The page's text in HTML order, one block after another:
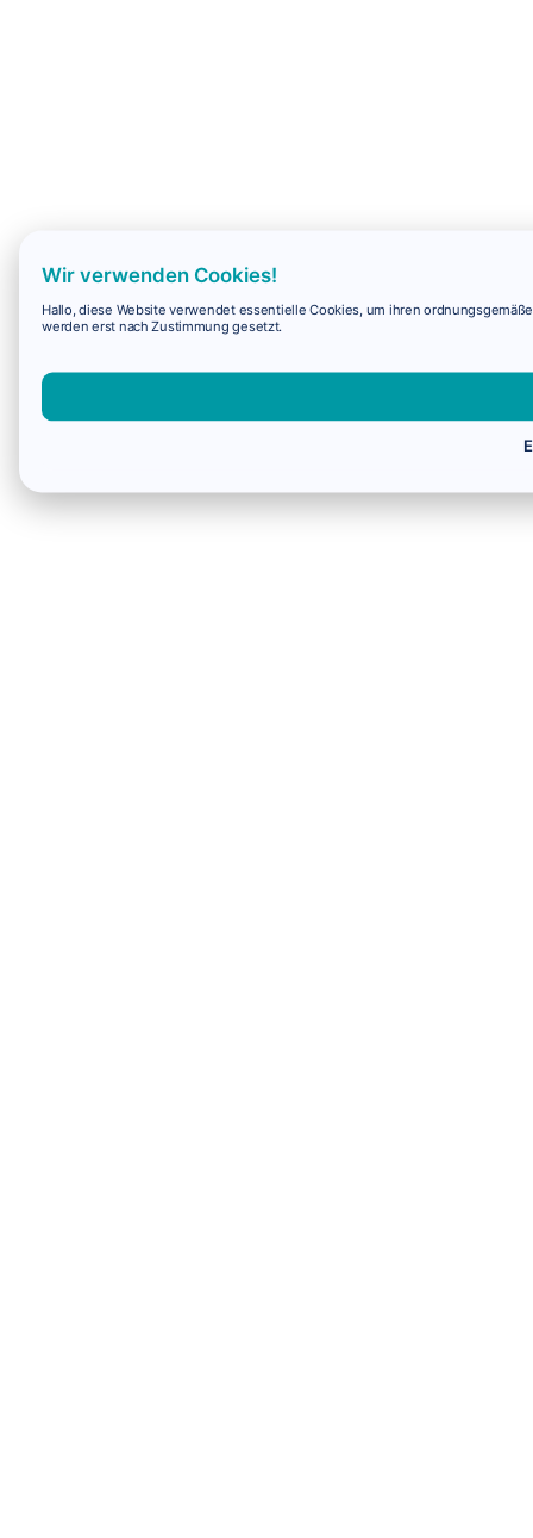
Wir verwenden Cookies!
Hallo, diese Website verwendet essentielle Cookies, um ihren
werden erst nach Zustimmung gesetzt.